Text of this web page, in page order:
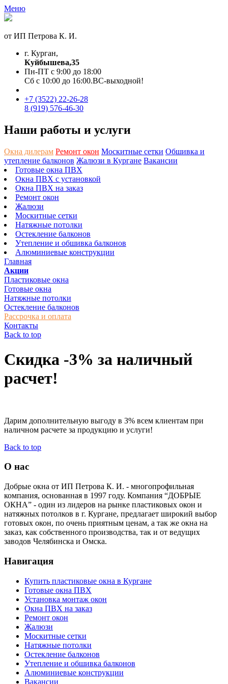
Меню
от ИП Петрова К. И.
г. Курган,
Куйбышева,35
Пн-ПТ с 9:00 до 18:00
Сб с 10:00 до 16:00.ВС-выходной!
+7 (3522) 22-26-28
8 (919) 576-46-30
Наши работы и услуги
Окна дилерам Ремонт окон Москитные сетки Обшивка и
утепление балконов Жалюзи в Кургане Вакансии
Готовые окна ПВХ
Окна ПВХ с установкой
Окна ПВХ на заказ
Ремонт окон
Жалюзи
Москитные сетки
Натяжные потолки
Остекление балконов
Утепление и обшивка балконов
Алюминиевые конструкции
Главная
Акции
Пластиковые окна
Готовые окна
Натяжные потолки
Остекление балконов
Рассрочка и оплата
Контакты
Back to top
Скидка -3% за наличный
расчет!
Дарим дополнительную выгоду в 3% всем клиентам при
наличном расчете за продукцию и услуги!
Back to top
О нас
Добрые окна от ИП Петрова К. И. - многопрофильная
компания, основанная в 1997 году. Компания “ДОБРЫЕ
ОКНА” - один из лидеров на рынке пластиковых окон и
натяжных потолков в г. Кургане, предлагает широкий выбор
готовых окон, по очень приятным ценам, а так же окна на
заказ, как собственного производства, так и от ведущих
заводов Челябинска и Омска.
Навигация
Купить пластиковые окна в Кургане
Готовые окна ПВХ
Установка монтаж окон
Окна ПВХ на заказ
Ремонт окон
Жалюзи
Москитные сетки
Натяжные потолки
Остекление балконов
Утепление и обшивка балконов
Алюминиевые конструкции
Вакансии